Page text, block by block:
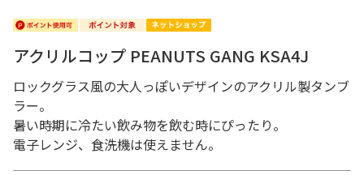
アクリルコップ PEANUTS GANG KSA4J
ロックグラス風の大人っぽいデザインのアクリル製タンブ
ラー。
暑い時期に冷たい飲み物を飲む時にぴったり。
電子レンジ、食洗機は使えません。